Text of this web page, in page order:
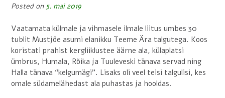
Posted on5. mai 2019
Vaatamata külmale ja vihmasele ilmale liitus umbes 30
tublit Mustjõe asumi elanikku Teeme Ära talgutega. Koos
koristati prahist kergliiklustee äärne ala, külaplatsi
ümbrus, Humala, Rõika ja Tuuleveski tänava servad ning
Halla tänava “kelgumägi”. Lisaks oli veel teisi talgulisi, kes
omale südamelähedast ala puhastas ja hooldas.